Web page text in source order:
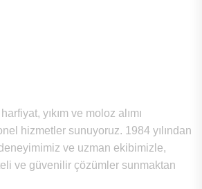
yıkım ve moloz alımı
hizmetler sunuyoruz. 1984 yılından
ve uzman ekibimizle,
ve güvenilir çözümler sunmaktan